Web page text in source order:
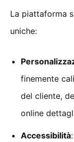
La piattaforma
uniche:
finemente
del cliente,
online
Accessibilità